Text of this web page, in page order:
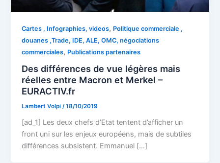
Cartes , Infographies, videos, Politique commerciale ,
douanes ,Trade, IDE, ALE, OMC, négociations
commerciales, Publications partenaires
Des différences de vue légères mais
réelles entre Macron et Merkel –
EURACTIV.fr
Lambert Volpi/18/10/2019
[ad_1] Les deux chefs d’Etat tentent d’afficher un
front uni sur les enjeux européens, mais de subtiles
différences subsistent. Emmanuel […]